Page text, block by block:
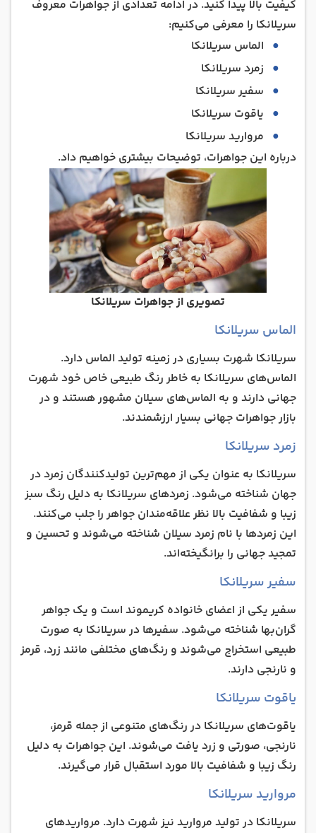
کیفیت بالا پیدا کنید. در ادامه تعدادی از جواهرات معروف
سریلانکا را معرفی می‌کنیم:
الماس سریلانکا
زمرد سریلانکا
سفیر سریلانکا
یاقوت سریلانکا
مروارید سریلانکا
درباره این جواهرات، توضیحات بیشتری خواهیم داد.
تصویری از جواهرات سریلانکا
الماس سریلانکا
سریلانکا شهرت بسیاری در زمینه تولید الماس دارد.
الماس‌های سریلانکا به خاطر رنگ طبیعی خاص خود شهرت
جهانی دارند و به الماس‌های سیلان مشهور هستند و در
بازار جواهرات جهانی بسیار ارزشمندند.
زمرد سریلانکا
سریلانکا به عنوان یکی از مهم‌ترین تولیدکنندگان زمرد در
جهان شناخته می‌شود. زمرد‌های سریلانکا به دلیل رنگ سبز
زیبا و شفافیت بالا نظر علاقه‌مندان جواهر را جلب می‌کنند.
این زمرد‌ها با نام زمرد سیلان شناخته می‌شوند و تحسین و
تمجید جهانی را برانگیخته‌اند.
سفیر سریلانکا
سفیر یکی از اعضای خانواده کریموند است و یک جواهر
گران‌بها شناخته می‌شود. سفیرها در سریلانکا به صورت
طبیعی استخراج می‌شوند و رنگ‌های مختلفی مانند زرد، قرمز
و نارنجی دارند.
یاقوت سریلانکا
یاقوت‌های سریلانکا در رنگ‌های متنوعی از جمله قرمز،
نارنجی، صورتی و زرد یافت می‌شوند. این جواهرات به دلیل
رنگ زیبا و شفافیت بالا مورد استقبال قرار می‌گیرند.
مروارید سریلانکا
سریلانکا در تولید مروارید نیز شهرت دارد. مرواریدهای